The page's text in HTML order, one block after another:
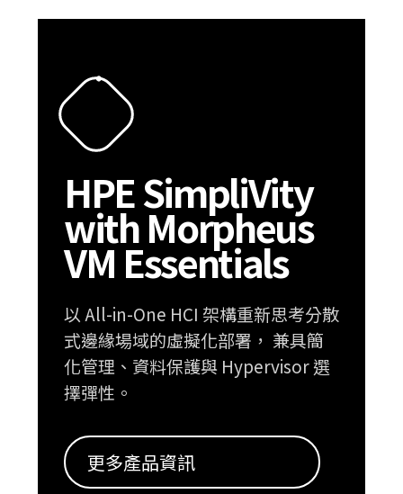
HPE SimpliVity
with Morpheus
VM Essentials
以 All-in-One HCI 架構重新思考分散
式邊緣場域的虛擬化部署， 兼具簡
化管理、資料保護與 Hypervisor 選
擇彈性。
更多產品資訊